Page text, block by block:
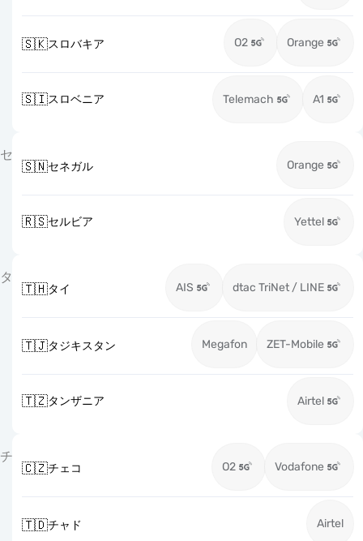
🇸🇰スロバキア O2 Orange
🇸🇮スロベニア Telemach A1
セ
🇸🇳セネガル Orange
🇷🇸セルビア Yettel
タ
🇹🇭タイ AIS dtac TriNet / LINE
🇹🇯タジキスタン Megafon ZET-Mobile
🇹🇿タンザニア Airtel
チ
🇨🇿チェコ O2 Vodafone
🇹🇩チャド Airtel